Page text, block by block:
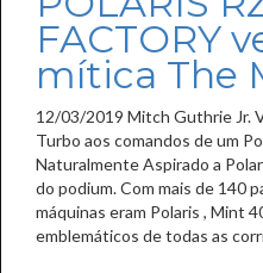
FACTORY
mítica The
12/03/2019 Mitch Guthrie Jr.
Turbo aos comandos de um
Naturalmente Aspirado a
do podium. Com mais de 140
máquinas eram Polaris , Mint
emblemáticos de todas as